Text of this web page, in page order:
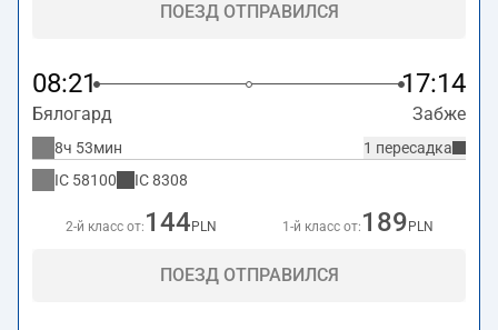
ПОЕЗД ОТПРАВИЛСЯ
08:21 17:14
Бялогард Забже
1 пересадка
8ч 53мин
IC 58100 IC8308
2-й класс от: 144 PLN 1-й класс от: 189 PLN
ПОЕЗД ОТПРАВИЛСЯ